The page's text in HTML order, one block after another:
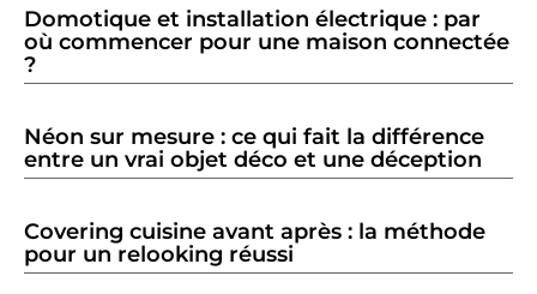
Domotique et installation électrique : par
où commencer pour une maison connectée
?
Néon sur mesure : ce qui fait la différence
entre un vrai objet déco et une déception
Covering cuisine avant après : la méthode
pour un relooking réussi